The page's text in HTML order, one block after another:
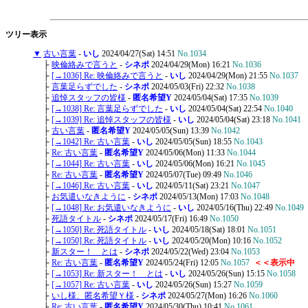
ツリー表示
▼ 古い言葉 - いし 2024/04/27(Sat) 14:51 No.1034
├ 映倫絡みで言うと - シネポ 2024/04/29(Mon) 16:21 No.1036
├ [→1036] Re: 映倫絡みで言うと - いし 2024/04/29(Mon) 21:55 No.1037
├ 言葉足らずでした - シネポ 2024/05/03(Fri) 22:32 No.1038
├ 追悼スタッフの皆様 - 匿名希望Y 2024/05/04(Sat) 17:35 No.1039
├ [→1038] Re: 言葉足らずでした - いし 2024/05/04(Sat) 22:54 No.1040
├ [→1039] Re: 追悼スタッフの皆様 - いし 2024/05/04(Sat) 23:18 No.1041
├ 古い言葉 - 匿名希望Y 2024/05/05(Sun) 13:39 No.1042
├ [→1042] Re: 古い言葉 - いし 2024/05/05(Sun) 18:55 No.1043
├ Re: 古い言葉 - 匿名希望Y 2024/05/06(Mon) 11:33 No.1044
├ [→1044] Re: 古い言葉 - いし 2024/05/06(Mon) 16:21 No.1045
├ Re: 古い言葉 - 匿名希望Y 2024/05/07(Tue) 09:49 No.1046
├ [→1046] Re: 古い言葉 - いし 2024/05/11(Sat) 23:21 No.1047
├ お気遣いなきように - シネポ 2024/05/13(Mon) 17:03 No.1048
├ [→1048] Re: お気遣いなきように - いし 2024/05/16(Thu) 22:49 No.1049
├ 死語タイトル - シネポ 2024/05/17(Fri) 16:49 No.1050
├ [→1050] Re: 死語タイトル - いし 2024/05/18(Sat) 18:01 No.1051
├ [→1050] Re: 死語タイトル - いし 2024/05/20(Mon) 10:16 No.1052
├ 新スター！ とは - シネポ 2024/05/22(Wed) 23:04 No.1053
├ Re: 古い言葉 - 匿名希望Y 2024/05/24(Fri) 12:05 No.1057
＜＜表示中
├ [→1053] Re: 新スター！ とは - いし 2024/05/26(Sun) 15:15 No.1058
├ [→1057] Re: 古い言葉 - いし 2024/05/26(Sun) 15:27 No.1059
├ いし様、匿名希望Ｙ様 - シネポ 2024/05/27(Mon) 16:26 No.1060